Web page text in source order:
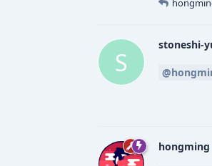
S
stoneshi-
hongming